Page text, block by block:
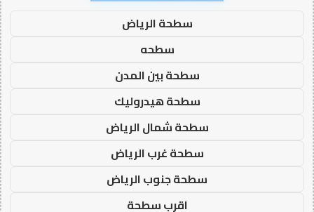
سطحة الرياض
سطحه
سطحة بين المدن
سطحة هيدروليك
سطحة شمال الرياض
سطحة غرب الرياض
سطحة جنوب الرياض
اقرب سطحة